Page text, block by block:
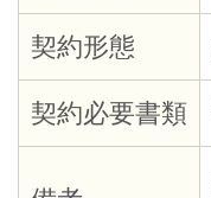
契約形態
契約必要書類